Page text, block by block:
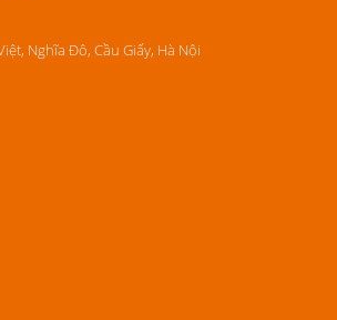
Nghĩa Đô, Cầu Giấy, Hà Nội